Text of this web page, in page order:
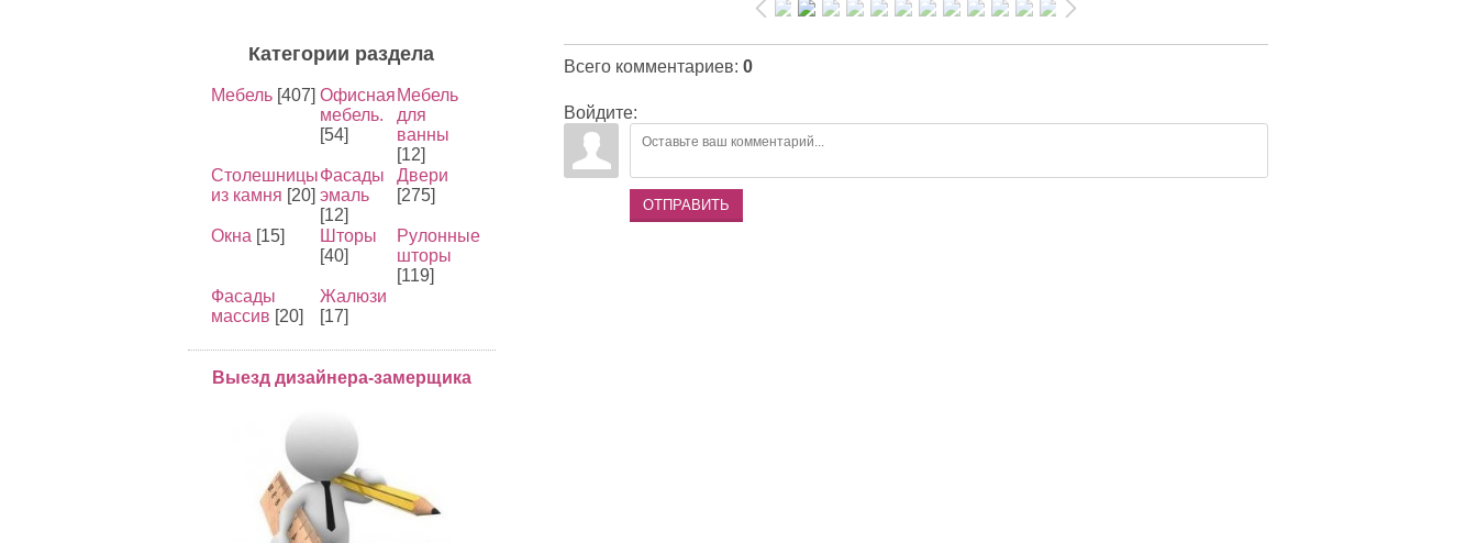
Всего комментариев: 0
Войдите:
ОТПРАВИТЬ
Категории раздела
Мебель [407] Офисная
мебель.
[54]
Мебель
для
ванны
[12]
Столешницы
из камня [20]
Фасады
эмаль
[12]
Двери
[275]
Окна [15]
Шторы
[40]
Рулонные
шторы
[119]
Фасады
массив [20]
Жалюзи
[17]
Выезд дизайнера-замерщика